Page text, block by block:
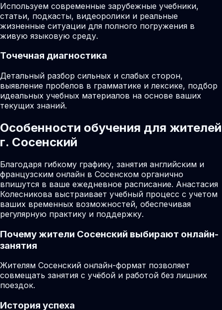
Используем современные зарубежные учебники,
статьи, подкасты, видеоролики и реальные
жизненные ситуации для полного погружения в
живую языковую среду.
Точечная диагностика
Детальный разбор сильных и слабых сторон,
выявление пробелов в грамматике и лексике, подбор
идеальных учебных материалов на основе ваших
текущих знаний.
Особенности обучения для жителей
г. Сосенский
Благодаря гибкому графику, занятия английским и
французским онлайн в Сосенском органично
впишутся в ваше ежедневное расписание. Анастасия
Колесникова выстраивает учебный процесс с учетом
ваших временных возможностей, обеспечивая
регулярную практику и поддержку.
Почему жители Сосенский выбирают онлайн-
занятия
Жителям Сосенский онлайн-формат позволяет
совмещать занятия с учёбой и работой без лишних
поездок.
История успеха